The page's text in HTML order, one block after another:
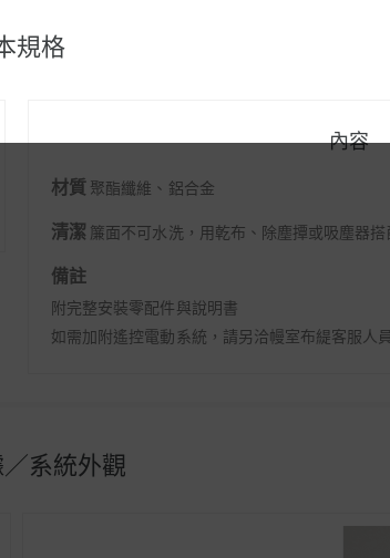
規格
內容
材質 聚酯纖維、鋁合金
清潔 簾面不可水洗，用乾布、除塵撢或吸塵器
備註
附完整安裝零配件與說明書
如需加附遙控電動系統， 請另洽幔室布緹客服人員
系統外觀